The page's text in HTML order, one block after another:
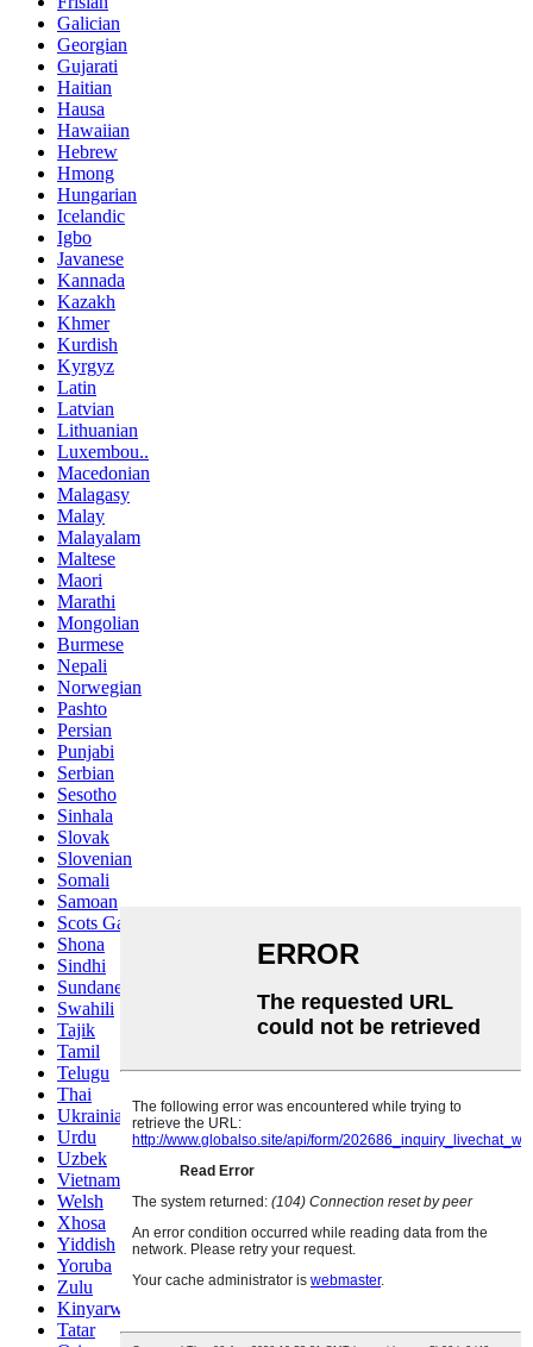
Galician
Georgian
Gujarati
Haitian
Hausa
Hawaiian
Hebrew
Hmong
Hungarian
Icelandic
Igbo
Javanese
Kannada
Kazakh
Khmer
Kurdish
Kyrgyz
Latin
Latvian
Lithuanian
Luxembou..
Macedonian
Malagasy
Malay
Malayalam
Maltese
Maori
Marathi
Mongolian
Burmese
Nepali
Norwegian
Pashto
Persian
Punjabi
Serbian
Sesotho
Sinhala
Slovak
Slovenian
Somali
Samoan
Scots Gaelic
Shona
Sindhi
Sundanese
Swahili
Tajik
Tamil
Telugu
Thai
Ukrainian
Urdu
Uzbek
Vietnamese
Welsh
Xhosa
Yiddish
Yoruba
Zulu
Kinyarwanda
Tatar